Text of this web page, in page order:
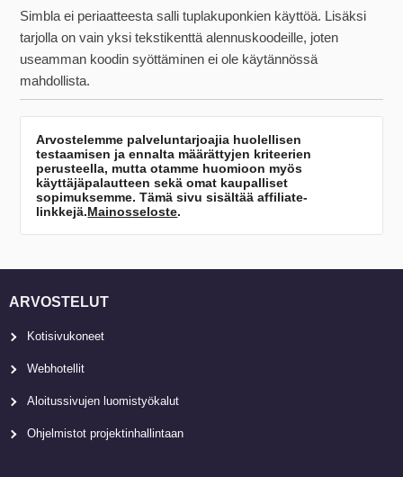
Simbla ei periaatteesta salli tuplakuponkien käyttöä. Lisäksi
tarjolla on vain yksi tekstikenttä alennuskoodeille, joten
useamman koodin syöttäminen ei ole käytännössä
mahdollista.
Arvostelemme palveluntarjoajia huolellisen
testaamisen ja ennalta määrättyjen kriteerien
perusteella, mutta otamme huomioon myös
käyttäjäpalautteen sekä omat kaupalliset
sopimuksemme. Tämä sivu sisältää affiliate-
linkkejä.Mainosseloste.
ARVOSTELUT
Kotisivukoneet
Webhotellit
Aloitussivujen luomistyökalut
Ohjelmistot projektinhallintaan